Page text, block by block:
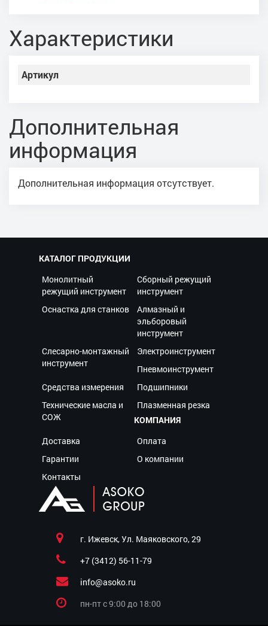
Характеристики
Артикул
Дополнительная
информация
Дополнительная информация отсутствует.
КАТАЛОГ ПРОДУКЦИИ
Монолитный
режущий инструмент
Сборный режущий
инструмент
Оснастка для станков
Алмазный и
эльборовый
инструмент
Слесарно-монтажный
инструмент
Электроинструмент
Пневмоинструмент
Средства измерения
Подшипники
Технические масла и
СОЖ
Плазменная резка
КОМПАНИЯ
Доставка
Оплата
Гарантии
О компании
Контакты
г. Ижевск, Ул. Маяковского, 29
+7 (3412) 56-11-79
info@asoko.ru
пн-пт c 9:00 до 18:00